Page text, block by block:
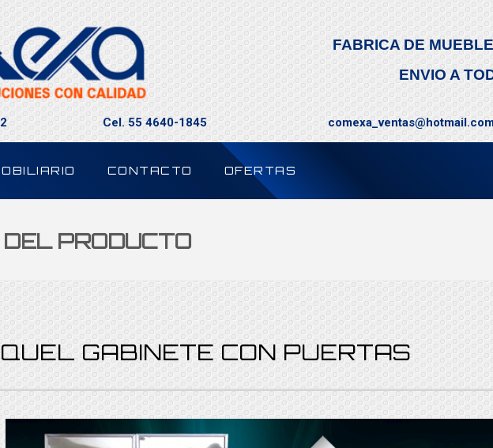
FABRICA DE
ENVIO A
Cel. 55 4640-1845
CONTACTO OFERTAS
PRODUCTO
GABINETE CON PUERTAS